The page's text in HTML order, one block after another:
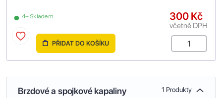
4+ Skladem 300 Kč
včetně DPH
PŘIDAT DO KOŠÍKU
Brzdové a spojkové kapaliny 1 Produkty